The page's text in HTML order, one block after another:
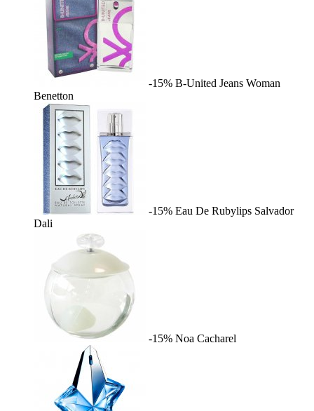
-15% B-United Jeans Woman
Benetton
-15% Eau De Rubylips Salvador
Dali
-15% Noa Cacharel